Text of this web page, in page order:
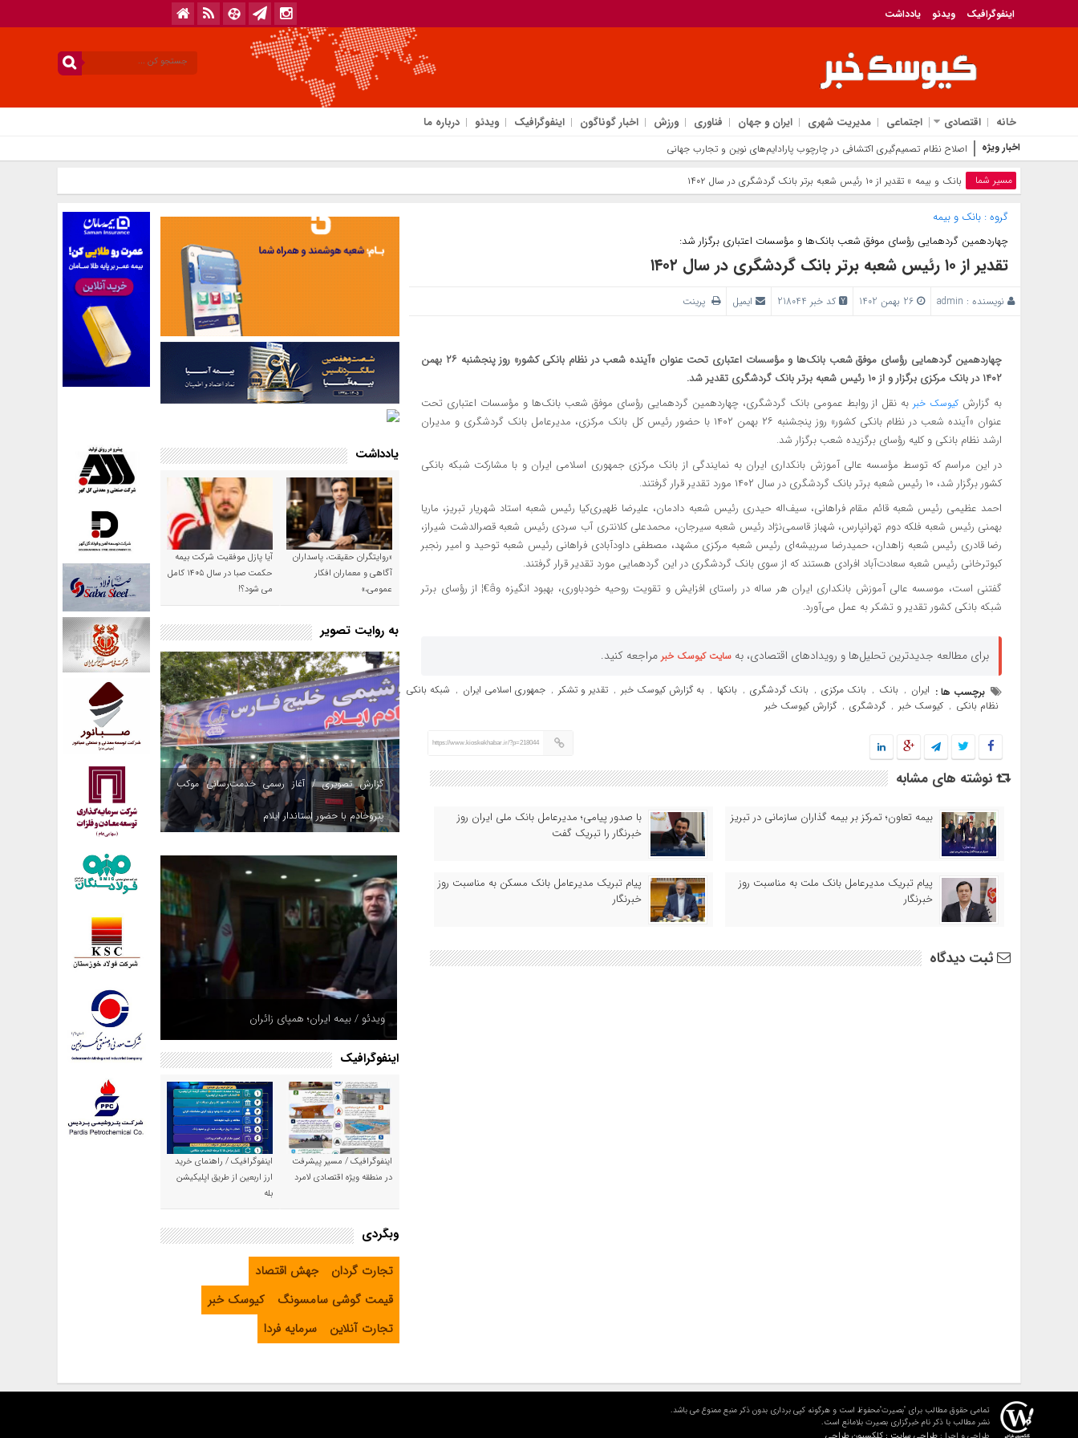
اینفوگرافیک ویدئو یادداشت
خانه اقتصادی اجتماعی مدیریت شهری ایران و جهان فناوری ورزش اخبار گوناگون اینفوگرافیک ویدئو درباره ما
اخبار ویژه اصلاح نظام تصمیم‌گیری اکتشافی در چارچوب پارادایم‌های نوین و تجارب جهانی
مسیر شما بانک‌ و بیمه » تقدیر از ۱۰ رئیس شعبه برتر بانک گردشگری در سال ۱۴۰۲
گروه :بانک‌ و بیمه
چهاردهمین گردهمایی رؤسای موفق شعب بانک‌ها و مؤسسات اعتباری برگزار شد:
تقدیر از ۱۰ رئیس شعبه برتر بانک گردشگری در سال ۱۴۰۲
نویسنده : admin کد خبر 218044 ایمیل پرینت
چهاردهمین گردهمایی رؤسای موفق شعب بانک‌ها و مؤسسات اعتباری تحت عنوان «آینده شعب در نظام بانکی کشور» روز پنجشنبه ۲۶ بهمن
۱۴۰۲ در بانک مرکزی برگزار و از ۱۰ رئیس شعبه برتر بانک گردشگری تقدیر شد.
به گزارش کیوسک خبر به نقل از روابط عمومی بانک گردشگری، چهاردهمین گردهمایی رؤسای موفق شعب بانک‌ها و مؤسسات اعتباری تحت
عنوان «آینده شعب در نظام بانکی کشور» روز پنجشنبه ۲۶ بهمن ۱۴۰۲ با حضور رئیس کل بانک مرکزی، مدیرعامل بانک گردشگری و مدیران
ارشد نظام بانکی و کلیه رؤسای برگزیده شعب برگزار شد.
در این مراسم که توسط مؤسسه عالی آموزش بانکداری ایران به نمایندگی از بانک مرکزی جمهوری اسلامی ایران و با مشارکت شبکه بانکی
کشور برگزار شد، ۱۰ رئیس شعبه برتر بانک گردشگری در سال ۱۴۰۲ مورد تقدیر قرار گرفتند.
احمد عظیمی رئیس شعبه قائم مقام فراهانی، سیف‌اله حیدری رئیس شعبه دادمان، علیرضا ظهیری‌کیا رئیس شعبه استاد شهریار تبریز، ماریا
بهمنی رئیس شعبه فلکه دوم تهرانپارس، شهباز قاسمی‌نژاد رئیس شعبه سیرجان، محمدعلی کلانتری آب سردی رئیس شعبه قصرالدشت شیراز،
رضا قادری رئیس شعبه زاهدان، حمیدرضا سربیشه‌ای رئیس شعبه مرکزی مشهد، مصطفی داودآبادی فراهانی رئیس شعبه توحید و امیر رنجبر
کبوترخانی رئیس شعبه سعادت‌آباد افرادی هستند که از سوی بانک گردشگری در این گردهمایی مورد تقدیر قرار گرفتند.
گفتنی است، موسسه عالی آموزش بانکداری ایران هر ساله در راستای افزایش و تقویت روحیه خودباوری، بهبود انگیزه وâ€¦ از رؤسای برتر
شبکه بانکی کشور تقدیر و تشکر به عمل می‌آورد.
برای مطالعه جدیدترین تحلیل‌ها و رویدادهای اقتصادی، به سایت کیوسک خبر مراجعه کنید.
برچسب ها : ایران , بانک , بانک مرکزی , بانک گردشگری , بانکها , به گزارش کیوسک خبر , تقدیر و تشکر , جمهوری اسلامی ایران , شبکه بانکی ,
نظام بانکی , کیوسک خبر , گردشگری , گزارش کیوسک خبر
https://www.kioskekhabar.ir/?p=218044
نوشته های مشابه
بیمه تعاون؛ تمرکز بر بیمه گذاران سازمانی در تبریز
با صدور پیامی؛ مدیرعامل بانک ملی ایران روز
خبرنگار را تبریک گفت
پیام تبریک مدیرعامل بانک ملت به مناسبت روز
خبرنگار
پیام تبریک مدیرعامل بانک مسکن به مناسبت روز
خبرنگار
ثبت دیدگاه
یادداشت
«روایتگران حقیقت، پاسداران
آگاهی و معماران افکار
عمومی،»
آیا پازل موفقیت شرکت بیمه
حکمت صبا در سال ۱۴۰۵ کامل
می شود؟!
به روایت تصویر
گزارش تصویری / آغاز رسمی خدمت‌رسانی موکب
پتروخادم با حضور استاندار ایلام
ویدئو / بیمه ایران؛ همپای زائران
اینفوگرافیک
اینفوگرافیک / مسیر پیشرفت
در منطقه ویژه اقتصادی لامرد
اینفوگرافیک / راهنمای خرید
ارز اربعین از طریق اپلیکیشن
بله
وبگردی
تجارت گردان
جهش اقتصاد
قیمت گوشی سامسونگ
کیوسک خبر
تجارت آنلاین
سرمایه فردا
تمامی حقوق مطالب برای "بصیرت"محفوظ است و هرگونه کپی برداری بدون ذکر منبع ممنوع می باشد.
نشر مطالب با ذکر نام خبرگزاری بصیرت بلامانع است.